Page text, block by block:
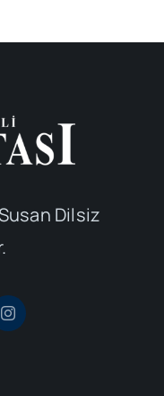
Dilsiz